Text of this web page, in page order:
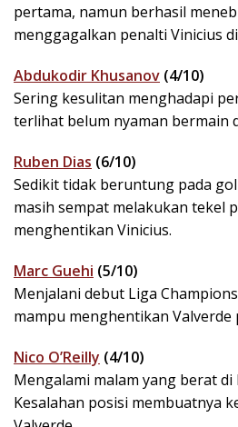
pertama, namun berhasil
menggagalkan penalti Vinicius
Abdukodir Khusanov (4/10)
Sering kesulitan menghadapi
terlihat belum nyaman bermain
Ruben Dias (6/10)
Sedikit tidak beruntung pada
masih sempat melakukan tekel
menghentikan Vinicius.
Marc Guehi (5/10)
Menjalani debut Liga
mampu menghentikan Valverde
Nico O’Reilly (4/10)
Mengalami malam yang berat di
Kesalahan posisi membuatnya